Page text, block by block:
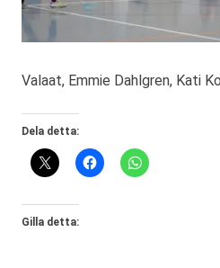
Valaat, Emmie Dahlgren, Kati
Dela detta:
Gilla detta: